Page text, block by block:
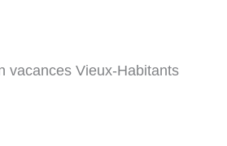
vacances Vieux-Habitants